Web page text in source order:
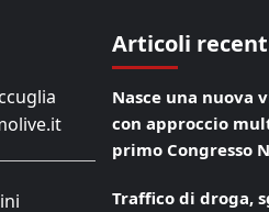
Articoli
Nasce una nuova
con approccio
primo Congresso
Traffico di droga,